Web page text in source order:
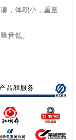
，体积小，重量
音低。